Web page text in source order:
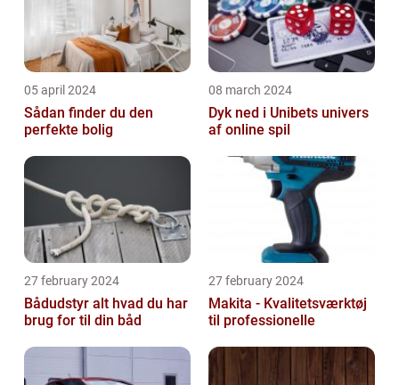
05 april 2024
Sådan finder du den
perfekte bolig
08 march 2024
Dyk ned i Unibets univers
af online spil
27 february 2024
Bådudstyr alt hvad du har
brug for til din båd
27 february 2024
Makita - Kvalitetsværktøj
til professionelle